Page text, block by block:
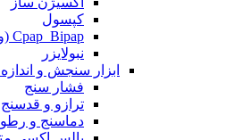
کپسول
Cpap_Bipap (ونتیلاتور)
نبولایزر
ابزار سنجش و
فشار سنج
ترازو و قدسنج
دماسنج و